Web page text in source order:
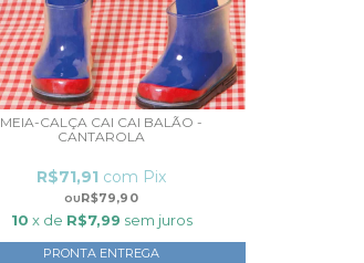
MEIA-CALÇA CAI CAI BALÃO -
CANTAROLA
R$79,90
R$71,91 com Pix
10 x de R$7,99 sem juros
PRONTA ENTREGA